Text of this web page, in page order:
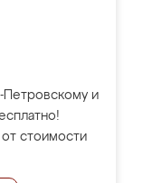
и
стоимости